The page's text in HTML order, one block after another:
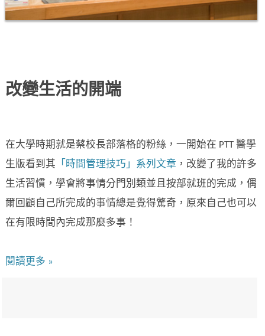
改變生活的開端
在大學時期就是蔡校長部落格的粉絲，一開始在 PTT 醫學
生版看到其 「時間管理技巧」系列文章 ，改變了我的許多
生活習慣，學會將事情分門別類並且按部就班的完成，偶
爾回顧自己所完成的事情總是覺得驚奇，原來自己也可以
在有限時間內完成那麼多事！
閱讀更多 »